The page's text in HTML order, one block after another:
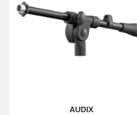
AUDIX